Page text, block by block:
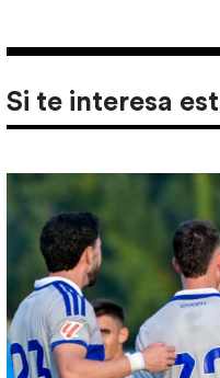
Si te interesa